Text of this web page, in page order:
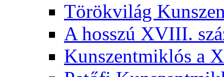
Törökvilág
A hosszú XVIII.
Kunszentmiklós a